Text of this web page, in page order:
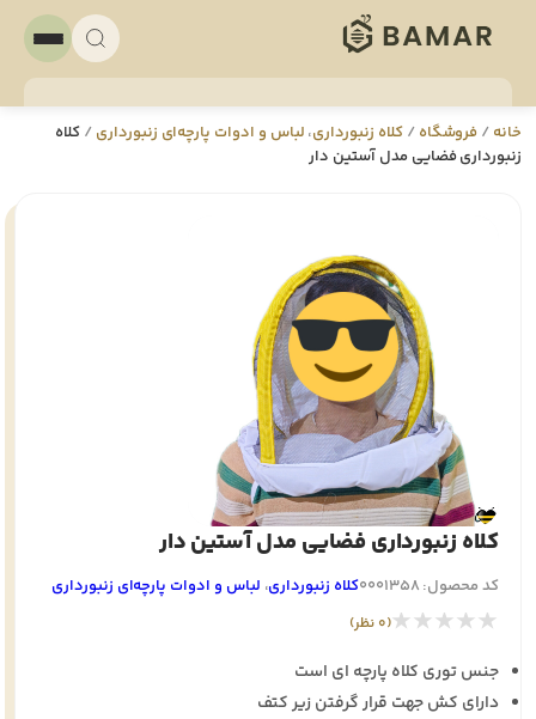
خانه/ فروشگاه/ کلاه زنبورداری، لباس و ادوات پارچه‌ای زنبورداری/ کلاه
زنبورداری فضایی مدل آستین دار
کلاه زنبورداری فضایی مدل آستین دار
کد محصول: 0001358 کلاه زنبورداری، لباس و ادوات پارچه‌ای زنبورداری
★★★★★(0 نظر)
جنس توری کلاه پارچه ای است
دارای کش جهت قرار گرفتن زیر کتف